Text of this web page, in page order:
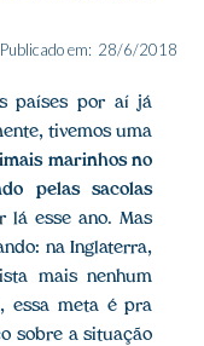
Publicado em: 28/6/2018
países por aí já
tivemos uma
marinhos no
pelas sacolas
lá esse ano. Mas
na Inglaterra,
mais nenhum
essa meta é pra
sobre a situação